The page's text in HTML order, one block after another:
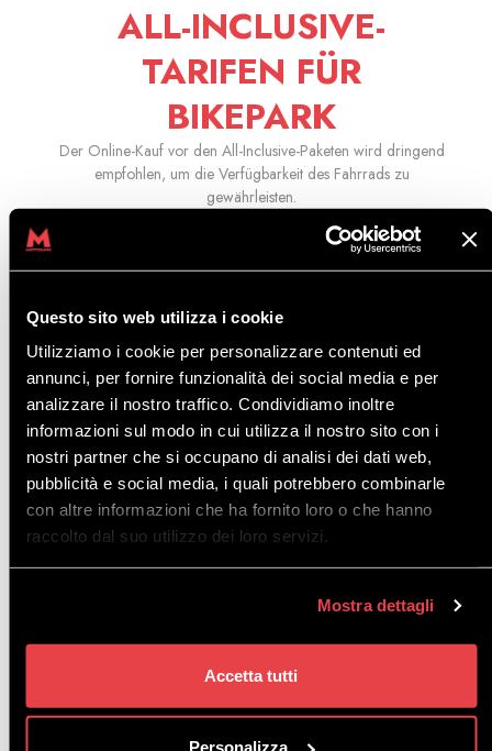
Questo sito web utilizza i cookie
Utilizziamo i cookie per personalizzare contenuti ed
annunci, per fornire funzionalità dei social media e per
analizzare il nostro traffico. Condividiamo inoltre
informazioni sul modo in cui utilizza il nostro sito con i
nostri partner che si occupano di analisi dei dati web,
pubblicità e social media, i quali potrebbero combinarle
con altre informazioni che ha fornito loro o che hanno
raccolto dal suo utilizzo dei loro servizi.
Mostra dettagli
Accetta tutti
Personalizza
ALL-INCLUSIVE-
TARIFEN FÜR
BIKEPARK
Der Online-Kauf vor den All-Inclusive-Paketen wird dringend
empfohlen, um die Verfügbarkeit des Fahrrads zu
gewährleisten.
einen Rabatt von 10% zu
! Gehe kein Risiko ein, kaufe dein Paket gleich
online!
ALL-INCLUSIVE ENDURO EXCLUSIVE
Enthält: Verleih von MTB Endurol, Helm,
Schutzausrüstung, Mottolino Bikepass.
STANDARDPREIS
ONLINE-
PREIS
BUCHEN
2 Tage € 230,00 € 207,00
€ 324,00 € 292,00